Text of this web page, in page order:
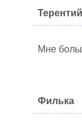
Терентий
Мне
Филька